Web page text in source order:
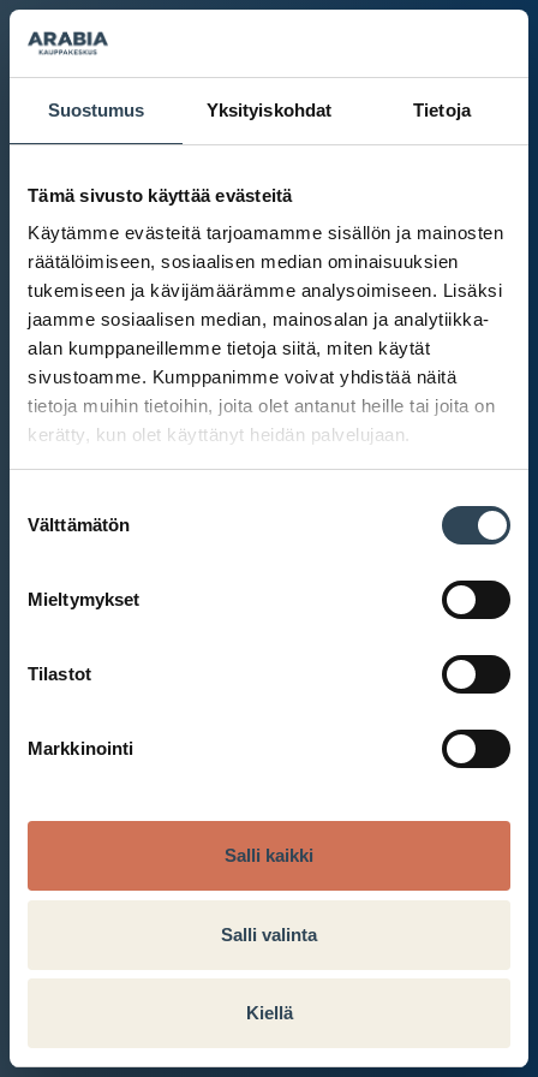
Suostumus Yksityiskohdat Tietoja
Tämä sivusto käyttää evästeitä
Käytämme evästeitä tarjoamamme sisällön ja mainosten
räätälöimiseen, sosiaalisen median ominaisuuksien
tukemiseen ja kävijämäärämme analysoimiseen. Lisäksi
jaamme sosiaalisen median, mainosalan ja analytiikka-
alan kumppaneillemme tietoja siitä, miten käytät
sivustoamme. Kumppanimme voivat yhdistää näitä
tietoja muihin tietoihin, joita olet antanut heille tai joita on
kerätty, kun olet käyttänyt heidän palvelujaan.
valinta
Välttämätön
Mieltymykset
Tilastot
Markkinointi
Salli kaikki
Salli valinta
Kiellä
Kauppakeskus Arabia
Et ole kirjautunut sisään. Kirjaudu sisään